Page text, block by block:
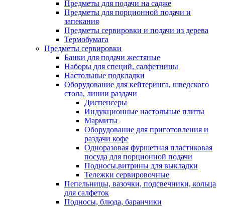
Предметы для подачи на садже
Предметы для порционной подачи и
запекания
Предметы сервировки и подачи из дерева
Термобумага
Предметы сервировки
Банки для подачи жестяные
Наборы для специй, салфетницы
Настольные подкладки
Оборудование для кейтеринга, шведского
стола, линии раздачи
Диспенсеры
Индукционные настольные плиты
Мармиты
Оборудование для приготовления и
раздачи кофе
Одноразовая фуршетная пластиковая
посуда для порционной подачи
Подносы,витрины для выкладки
Тележки сервировочные
Пепельницы, вазочки, подсвечники, кольца
для салфеток
Подносы, блюда, баранчики